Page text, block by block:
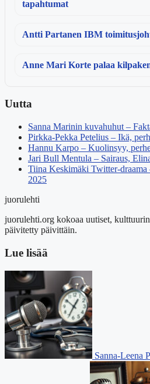
tapahtumat
Antti Partanen IBM
Anne Mari Korte palaa
Uutta
Sanna Marinin kuvahuhut –
Pirkka-Pekka Petelius – Ikä,
Hannu Karpo – Kuolinsyy,
Jari Bull Mentula – Sairaus,
Tiina Keskimäki Twitter-draama
2025
juorulehti
juorulehti.org kokoaa uutiset,
päivitetty päivittäin.
Lue lisää
Sanna-Leena